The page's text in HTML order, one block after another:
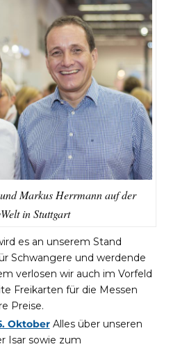
Markus Herrmann auf der
in Stuttgart
es an unserem Stand
Schwangere und werdende
verlosen wir auch im Vorfeld
Freikarten für die Messen
Preise.
OktoberAlles über unseren
Isar sowie zum